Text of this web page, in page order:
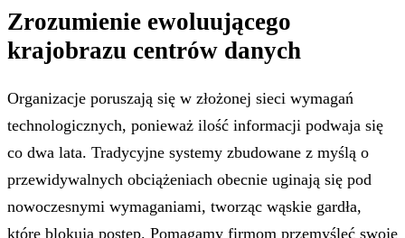
Zrozumienie ewoluującego
krajobrazu centrów danych
Organizacje poruszają się w złożonej sieci wymagań
technologicznych, ponieważ ilość informacji podwaja się
co dwa lata. Tradycyjne systemy zbudowane z myślą o
przewidywalnych obciążeniach obecnie uginają się pod
nowoczesnymi wymaganiami, tworząc wąskie gardła,
które blokują postęp. Pomagamy firmom przemyśleć swoje